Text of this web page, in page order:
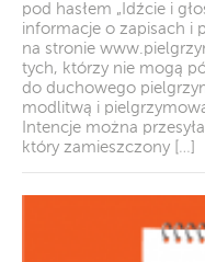
pod hasłem „Idźcie i
informacje o zapisach i
na stronie
tych, którzy nie mogą
do duchowego
modlitwą i
Intencje można
który zamieszczony […]